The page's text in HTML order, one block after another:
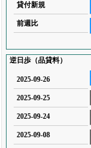
貸付新規
前週比
逆日歩（品貸料）
2025-09-26
2025-09-25
2025-09-24
2025-09-08